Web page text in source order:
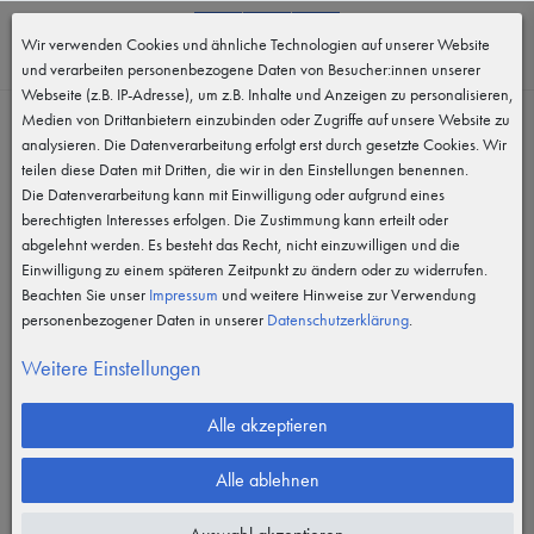
MENÜ
Wir verwenden Cookies und ähnliche Technologien auf unserer Website
und verarbeiten personenbezogene Daten von Besucher:innen unserer
Webseite (z.B. IP-Adresse), um z.B. Inhalte und Anzeigen zu personalisieren,
Medien von Drittanbietern einzubinden oder Zugriffe auf unsere Website zu
analysieren. Die Datenverarbeitung erfolgt erst durch gesetzte Cookies. Wir
teilen diese Daten mit Dritten, die wir in den Einstellungen benennen.
Die Datenverarbeitung kann mit Einwilligung oder aufgrund eines
berechtigten Interesses erfolgen. Die Zustimmung kann erteilt oder
abgelehnt werden. Es besteht das Recht, nicht einzuwilligen und die
Einwilligung zu einem späteren Zeitpunkt zu ändern oder zu widerrufen.
Beachten Sie unser Impressum und weitere Hinweise zur Verwendung
personenbezogener Daten in unserer Daten­schutz­erklärung.
Weitere Einstellungen
Alle akzeptieren
Alle ablehnen